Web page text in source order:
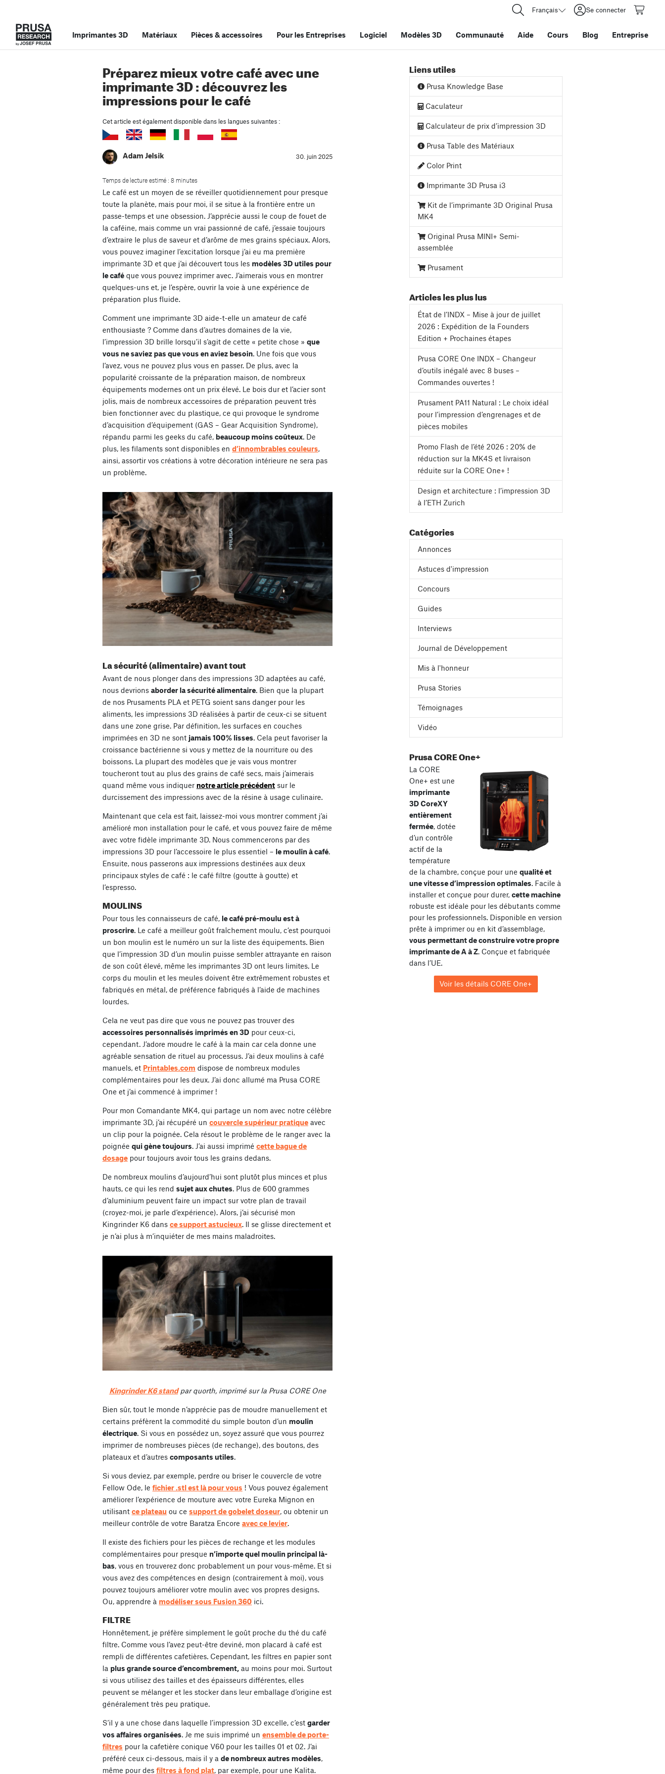
Français Se connecter
Imprimantes 3D Matériaux Pièces &accessoires Pour les Entreprises Logiciel Modèles 3D Communauté Aide Cours Blog Entreprise
Préparez mieux votre café avec une
imprimante 3D : découvrez les
impressions pour le café
Cet article est également disponible dans les langues suivantes :
Adam Jelsik 30. juin 2025
Temps de lecture estimé : 8 minutes
Le café est un moyen de se réveiller quotidiennement pour presque
toute la planète, mais pour moi, il se situe à la frontière entre un
passe-temps et une obsession. J’apprécie aussi le coup de fouet de
la caféine, mais comme un vrai passionné de café, j’essaie toujours
d’extraire le plus de saveur et d’arôme de mes grains spéciaux. Alors,
vous pouvez imaginer l’excitation lorsque j’ai eu ma première
imprimante 3D et que j’ai découvert tous les modèles 3D utiles pour
le café que vous pouvez imprimer avec. J’aimerais vous en montrer
quelques-uns et, je l’espère, ouvrir la voie à une expérience de
préparation plus fluide.
Comment une imprimante 3D aide-t-elle un amateur de café
enthousiaste ? Comme dans d’autres domaines de la vie,
l’impression 3D brille lorsqu’il s’agit de cette « petite chose » que
vous ne saviez pas que vous en aviez besoin. Une fois que vous
l’avez, vous ne pouvez plus vous en passer. De plus, avec la
popularité croissante de la préparation maison, de nombreux
équipements modernes ont un prix élevé. Le bois dur et l’acier sont
jolis, mais de nombreux accessoires de préparation peuvent très
bien fonctionner avec du plastique, ce qui provoque le syndrome
d’acquisition d’équipement (GAS – Gear Acquisition Syndrome),
répandu parmi les geeks du café, beaucoup moins coûteux. De
plus, les filaments sont disponibles en d’innombrables couleurs,
ainsi, assortir vos créations à votre décoration intérieure ne sera pas
un problème.
La sécurité (alimentaire) avant tout
Avant de nous plonger dans des impressions 3D adaptées au café,
nous devrions aborder la sécurité alimentaire . Bien que la plupart
de nos Prusaments PLA et PETG soient sans danger pour les
aliments, les impressions 3D réalisées à partir de ceux-ci se situent
dans une zone grise. Par définition, les surfaces en couches
imprimées en 3D ne sont jamais 100% lisses . Cela peut favoriser la
croissance bactérienne si vous y mettez de la nourriture ou des
boissons. La plupart des modèles que je vais vous montrer
toucheront tout au plus des grains de café secs, mais j’aimerais
quand même vous indiquer notre article précédent sur le
durcissement des impressions avec de la résine à usage culinaire.
Maintenant que cela est fait, laissez-moi vous montrer comment j’ai
amélioré mon installation pour le café, et vous pouvez faire de même
avec votre fidèle imprimante 3D. Nous commencerons par des
impressions 3D pour l’accessoire le plus essentiel – le moulin à café
Ensuite, nous passerons aux impressions destinées aux deux
principaux styles de café : le café filtre (goutte à goutte) et
l’espresso.
MOULINS
Pour tous les connaisseurs de café, le café pré-moulu est à
proscrire . Le café a meilleur goût fraîchement moulu, c’est pourquoi
un bon moulin est le numéro un sur la liste des équipements. Bien
que l’impression 3D d’un moulin puisse sembler attrayante en raison
de son coût élevé, même les imprimantes 3D ont leurs limites. Le
corps du moulin et les meules doivent être extrêmement robustes et
fabriqués en métal, de préférence fabriqués à l’aide de machines
lourdes.
Cela ne veut pas dire que vous ne pouvez pas trouver des
accessoires personnalisés imprimés en 3D pour ceux-ci,
cependant. J’adore moudre le café à la main car cela donne une
agréable sensation de rituel au processus. J’ai deux moulins à café
manuels, et Printables.com dispose de nombreux modules
complémentaires pour les deux. J’ai donc allumé ma Prusa CORE
One et j’ai commencé à imprimer !
Pour mon Comandante MK4, qui partage un nom avec notre célèbre
imprimante 3D, j’ai récupéré un couvercle supérieur pratique avec
un clip pour la poignée. Cela résout le problème de le ranger avec la
poignée qui gène toujours . J’ai aussi imprimé cette bague de
dosage pour toujours avoir tous les grains dedans.
De nombreux moulins d’aujourd’hui sont plutôt plus minces et plus
hauts, ce qui les rend sujet aux chutes . Plus de 600 grammes
d’aluminium peuvent faire un impact sur votre plan de travail
(croyez-moi, je parle d’expérience). Alors, j’ai sécurisé mon
Kingrinder K6 dans ce support astucieux . Il se glisse directement et
je n’ai plus à m’inquiéter de mes mains maladroites.
Kingrinder K6 standpar quorth, imprimé sur la Prusa CORE One
Bien sûr, tout le monde n’apprécie pas de moudre manuellement et
certains préfèrent la commodité du simple bouton d’un moulin
électrique. Si vous en possédez un, soyez assuré que vous pourrez
imprimer de nombreuses pièces (de rechange), des boutons, des
plateaux et d’autres composants utiles.
Si vous deviez, par exemple, perdre ou briser le couvercle de votre
Fellow Ode, le fichier .stl est là pour vous ! Vous pouvez également
améliorer l’expérience de mouture avec votre Eureka Mignon en
utilisant ce plateau ou ce support de gobelet doseur, ou obtenir un
meilleur contrôle de votre Baratza Encore avec ce levier.
Il existe des fichiers pour les pièces de rechange et les modules
complémentaires pour presque n’importe quel moulin principal là-
bas, vous en trouverez donc probablement un pour vous-même. Et si
vous avez des compétences en design (contrairement à moi), vous
pouvez toujours améliorer votre moulin avec vos propres designs.
Ou, apprendre à modéliser sous Fusion 360 ici.
FILTRE
Honnêtement, je préfère simplement le goût proche du thé du café
filtre. Comme vous l’avez peut-être deviné, mon placard à café est
rempli de différentes cafetières. Cependant, les filtres en papier sont
la plus grande source d’encombrement, au moins pour moi. Surtout
si vous utilisez des tailles et des épaisseurs différentes, elles
peuvent se mélanger et les stocker dans leur emballage d’origine est
généralement très peu pratique.
S’il y a une chose dans laquelle l’impression 3D excelle, c’est garder
vos affaires organisées. Je me suis imprimé un ensemble de porte-
filtres pour la cafetière conique V60 pour les tailles 01 et 02. J’ai
préféré ceux ci-dessous, mais il y a de nombreux autres modèles,
même pour des filtres à fond plat, par exemple, pour une Kalita.
Liens utiles
Prusa Knowledge Base
Caculateur
Calculateur de prix d’impression 3D
Prusa Table des Matériaux
Color Print
Imprimante 3D Prusa i3
Kit de l’imprimante 3D Original Prusa
MK4
Original Prusa MINI+ Semi-
assemblée
Prusament
Articles les plus lus
État de l’INDX – Mise à jour de juillet
2026 : Expédition de la Founders
Edition + Prochaines étapes
Prusa CORE One INDX – Changeur
d’outils inégalé avec 8 buses –
Commandes ouvertes !
Prusament PA11 Natural : Le choix idéal
pour l’impression d’engrenages et de
pièces mobiles
Promo Flash de l’été 2026 : 20% de
réduction sur la MK4S et livraison
réduite sur la CORE One+ !
Design et architecture : l’impression 3D
à l’ETH Zurich
Catégories
Annonces
Astuces d'impression
Concours
Guides
Interviews
Journal de Développement
Mis à l'honneur
Prusa Stories
Témoignages
Vidéo
Prusa CORE One+
La CORE
One+ est une
imprimante
3D CoreXY
entièrement
fermée, dotée
d’un contrôle
actif de la
température
de la chambre, conçue pour une qualité et
une vitesse d’impression optimales. Facile à
installer et conçue pour durer, cette machine
robuste est idéale pour les débutants comme
pour les professionnels. Disponible en version
prête à imprimer ou en kit d’assemblage,
vous permettant de construire votre propre
imprimante de A à Z. Conçue et fabriquée
dans l’UE.
Voir les détails CORE One+